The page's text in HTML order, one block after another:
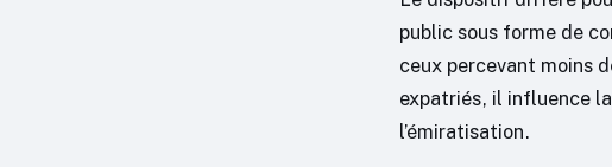
public sous forme de
ceux percevant moins
expatriés, il influence
l’émiratisation.